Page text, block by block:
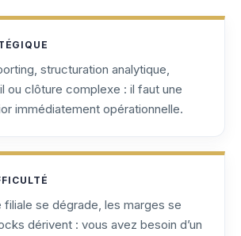
structuration analytique,
ou clôture complexe : il faut une
immédiatement opérationnelle.
filiale se dégrade, les marges se
dérivent : vous avez besoin d’un